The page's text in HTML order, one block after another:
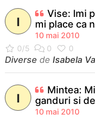
I
Vise: Imi
mi place ca
10 mai 2010
Diverse de Isabela
I
Mintea:
ganduri si
10 mai 2010